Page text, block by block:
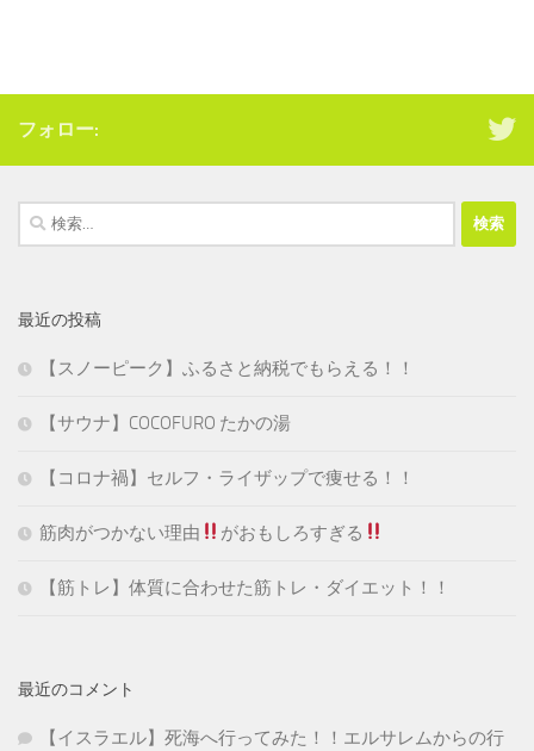
フォロー:
検
索:
最近の投稿
【スノーピーク】ふるさと納税でもらえる！！
【サウナ】COCOFURO たかの湯
【コロナ禍】セルフ・ライザップで痩せる！！
筋肉がつかない理由 がおもしろすぎる
【筋トレ】体質に合わせた筋トレ・ダイエット！！
最近のコメント
【イスラエル】死海へ行ってみた！！エルサレムからの行